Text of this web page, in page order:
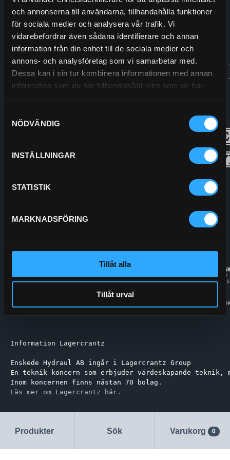
och annonserna till användarna, tillhandahålla funktioner
för sociala medier och analysera vår trafik. Vi
vidarebefordrar även sådana identifierare och annan
information från din enhet till de sociala medier och
annons- och analysföretag som vi samarbetar med.
Dessa kan i sin tur kombinera informationen med annan
information som du har tillhandahållit eller som de har
NÖDVÄNDIG
INSTÄLLNINGAR
STATISTIK
MARKNADSFÖRING
Tillåt alla
Tillåt urval
Produkter Sök Varukorg 0
Information Lagercrantz
Enskede Hydraul AB ingår i Lagercrantz Group
En teknik koncern som erbjuder värdeskapande
Inom koncernen finns nästan 70 bolag.
Läs mer om Lagercrantz här.
Org.nr: 556208-5778